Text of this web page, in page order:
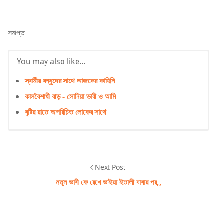
সমাপ্ত
You may also like...
স্বামীর বন্ধুদের সাথে আজকের কাহিনি
কালবৈশাখী ঝড় - সোনিয়া ভাবী ও আমি
বৃষ্টির রাতে অপরিচিত লোকের সাথে
Next Post
নতুন ভাবী কে রেখে ভাইয়া ইতালী যাবার পর,,